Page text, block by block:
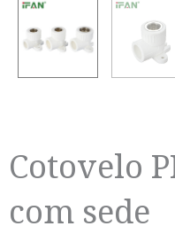
Cotovelo
com sede